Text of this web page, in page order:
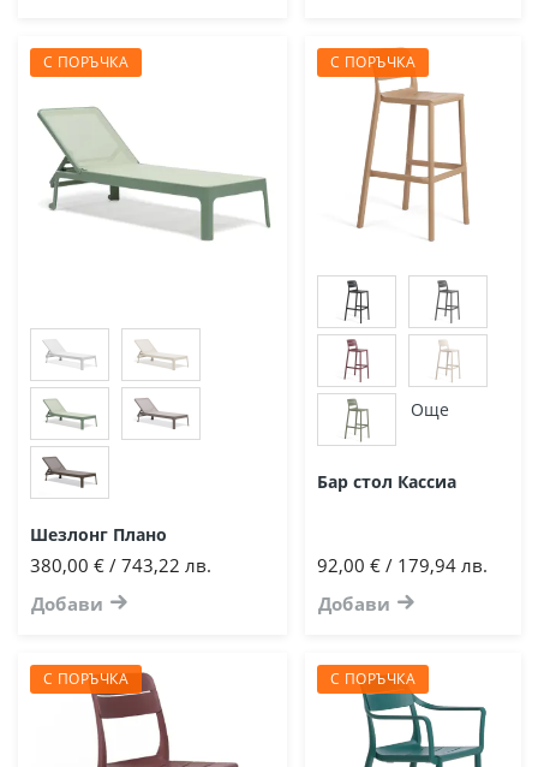
С ПОРЪЧКА
Шезлонг Плано
380,00 € / 743,22 лв.
Добави
С ПОРЪЧКА
Още
Бар стол Кассиа
92,00 € / 179,94 лв.
Добави
С ПОРЪЧКА С ПОРЪЧКА